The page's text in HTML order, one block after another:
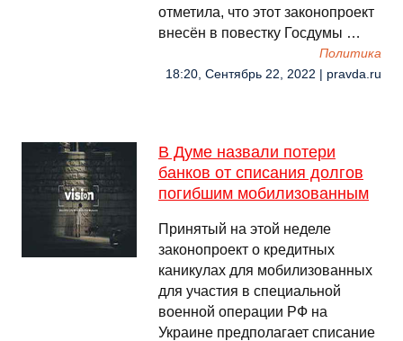
отметила, что этот законопроект
внесён в повестку Госдумы …
Политика
18:20, Сентябрь 22, 2022 | pravda.ru
В Думе назвали потери
банков от списания долгов
погибшим мобилизованным
Принятый на этой неделе
законопроект о кредитных
каникулах для мобилизованных
для участия в специальной
военной операции РФ на
Украине предполагает списание